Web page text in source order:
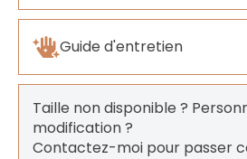
Guide d'entretien
Taille non disponible ?
modification ?
Contactez-moi pour passer